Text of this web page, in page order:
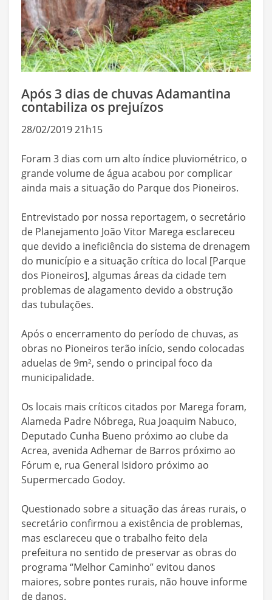
Após 3 dias de chuvas Adamantina
contabiliza os prejuízos
28/02/2019 21h15
Foram 3 dias com um alto índice pluviométrico, o
grande volume de água acabou por complicar
ainda mais a situação do Parque dos Pioneiros.
Entrevistado por nossa reportagem, o secretário
de Planejamento João Vitor Marega esclareceu
que devido a ineficiência do sistema de drenagem
do município e a situação crítica do local [Parque
dos Pioneiros], algumas áreas da cidade tem
problemas de alagamento devido a obstrução
das tubulações.
Após o encerramento do período de chuvas, as
obras no Pioneiros terão início, sendo colocadas
aduelas de 9m², sendo o principal foco da
municipalidade.
Os locais mais críticos citados por Marega foram,
Alameda Padre Nóbrega, Rua Joaquim Nabuco,
Deputado Cunha Bueno próximo ao clube da
Acrea, avenida Adhemar de Barros próximo ao
Fórum e, rua General Isidoro próximo ao
Supermercado Godoy.
Questionado sobre a situação das áreas rurais, o
secretário confirmou a existência de problemas,
mas esclareceu que o trabalho feito dela
prefeitura no sentido de preservar as obras do
programa “Melhor Caminho” evitou danos
maiores, sobre pontes rurais, não houve informe
de danos.